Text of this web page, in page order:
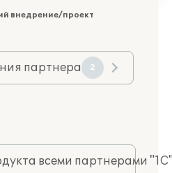
внедрение/проект
партнера 2
всеми партнерами